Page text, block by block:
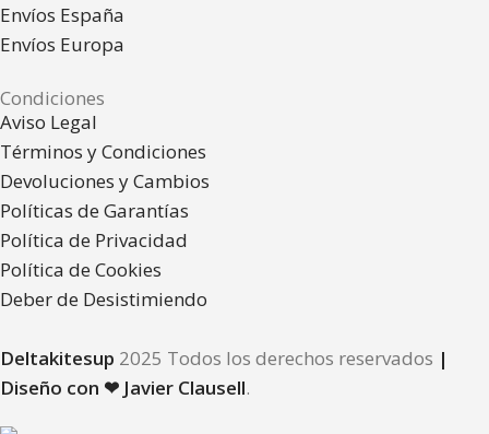
Envíos España
Envíos Europa
Condiciones
Aviso Legal
Términos y Condiciones
Devoluciones y Cambios
Políticas de Garantías
Política de Privacidad
Política de Cookies
Deber de Desistimiendo
Deltakitesup 2025 Todos los derechos reservados |
Diseño con ❤ Javier Clausell.